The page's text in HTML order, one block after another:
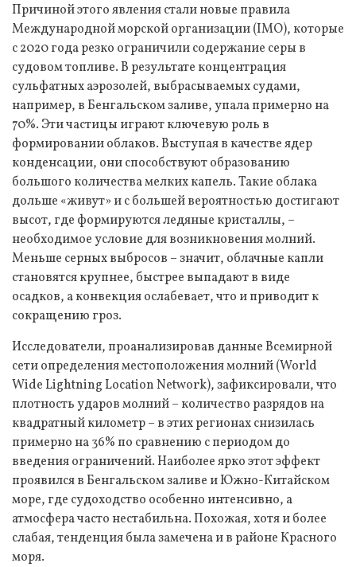
Причиной этого явления стали новые правила
Международной морской организации (IMO), которые
с 2020 года резко ограничили содержание серы в
судовом топливе. В результате концентрация
сульфатных аэрозолей, выбрасываемых судами,
например, в Бенгальском заливе, упала примерно на
70%. Эти частицы играют ключевую роль в
формировании облаков. Выступая в качестве ядер
конденсации, они способствуют образованию
большого количества мелких капель. Такие облака
дольше «живут» и с большей вероятностью достигают
высот, где формируются ледяные кристаллы, –
необходимое условие для возникновения молний.
Меньше серных выбросов – значит, облачные капли
становятся крупнее, быстрее выпадают в виде
осадков, а конвекция ослабевает, что и приводит к
сокращению гроз.
Исследователи, проанализировав данные Всемирной
сети определения местоположения молний (World
Wide Lightning Location Network), зафиксировали, что
плотность ударов молний – количество разрядов на
квадратный километр – в этих регионах снизилась
примерно на 36% по сравнению с периодом до
введения ограничений. Наиболее ярко этот эффект
проявился в Бенгальском заливе и Южно-Китайском
море, где судоходство особенно интенсивно, а
атмосфера часто нестабильна. Похожая, хотя и более
слабая, тенденция была замечена и в районе Красного
моря.